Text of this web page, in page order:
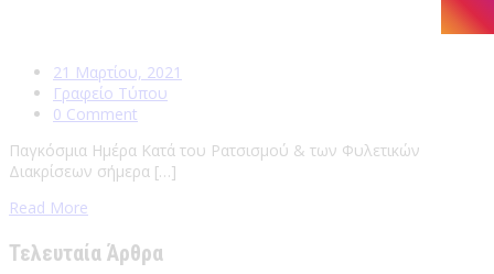
21 Μαρτίου, 2021
Γραφείο Τύπου
0 Comment
Παγκόσμια Ημέρα Κατά του Ρατσισμού & των Φυλετικών
Διακρίσεων σήμερα […]
Read More
Τελευταία Άρθρα